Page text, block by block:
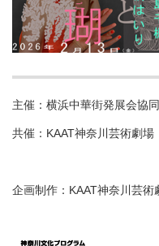
主催：横浜中華街発展会協
共催：KAAT神奈川芸術劇
企画制作：KAAT神奈川芸